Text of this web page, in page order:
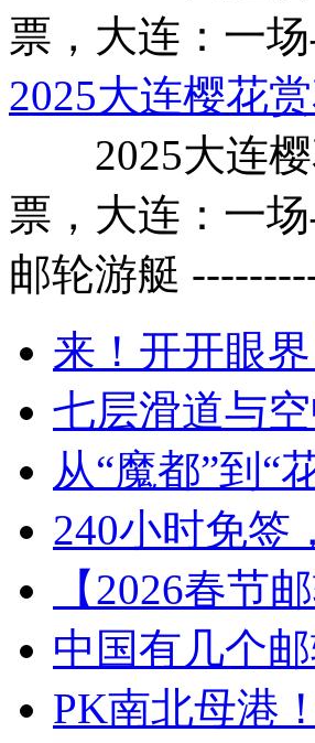
票，大连：一
2025大连樱花
2025大连樱
票，大连：一
邮轮游艇
来！开开眼
七层滑道与
从“魔都”到“
240小时免签
【2026春节
中国有几个
PK南北母港